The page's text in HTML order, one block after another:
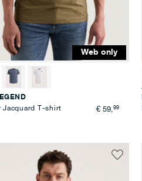
Web only
Jacquard T-shirt
€ 59,99
Voeg